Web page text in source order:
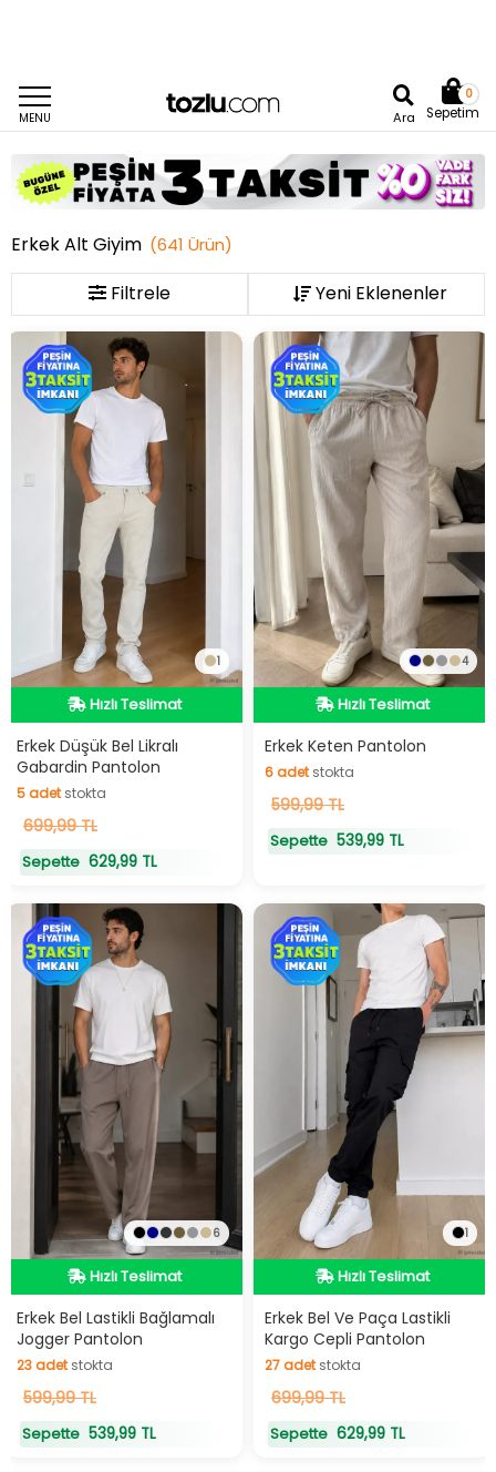
MENU Ara
0
Sepetim
Erkek Alt Giyim (641 Ürün)
Filtrele
1
Hızlı Teslimat
Hızlı Teslimat
Erkek Düşük Bel Likralı
Gabardin Pantolon
5adetstokta
5adetstokta
699,99 TL
Sepette 629,99 TL
4
Hızlı Teslimat
Hızlı Teslimat
Erkek Keten Pantolon
6adetstokta
6adetstokta
599,99 TL
Sepette 539,99 TL
6
Hızlı Teslimat
Hızlı Teslimat
Erkek Bel Lastikli Bağlamalı
Jogger Pantolon
23adetstokta
23adetstokta
599,99 TL
Sepette 539,99 TL
1
Hızlı Teslimat
Hızlı Teslimat
Erkek Bel Ve Paça Lastikli
Kargo Cepli Pantolon
27adetstokta
27adetstokta
699,99 TL
Sepette 629,99 TL